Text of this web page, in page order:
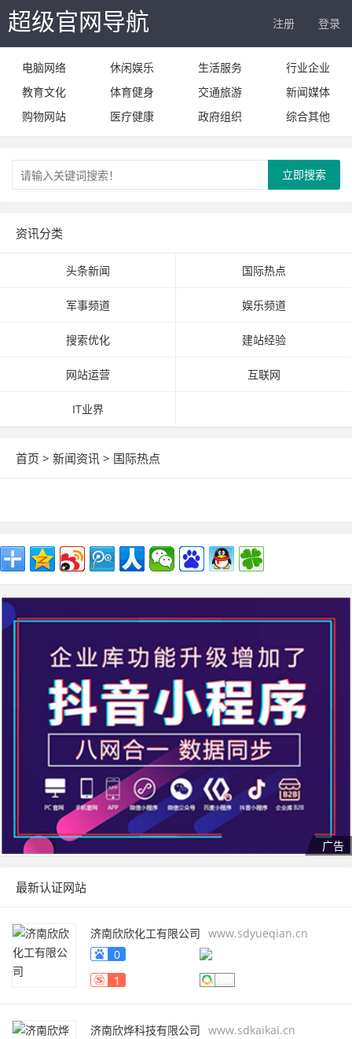
超级官网导航 注册 登录
电脑网络 休闲娱乐 生活服务
行业企业
教育文化
体育健身 交通旅游
新闻媒体
购物网站
医疗健康 政府组织 综合其他
立即搜索
资讯分类
头条新闻 国际热点
军事频道 娱乐频道
搜索优化 建站经验
网站运营 互联网
IT业界
首页 > 新闻资讯 > 国际热点
最新认证网站
济南欣欣化工有限公司 www.sdyueqian.cn
0
1
济南欣烨科技有限公司 www.sdkaikai.cn